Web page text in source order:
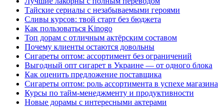
Тайские сериалы с незабываемыми героями
Сливы курсов: твой старт без бюджета
Как пользоваться Kinogo
Топ дорам с отличным актёрским составом
Почему клиенты остаются довольны
Сигареты оптом: ассортимент без ограничений
Выгодный опт сигарет в Украине — от одного блока
Как оценить предложение поставщика
Сигареты оптом: роль ассортимента в успехе магазина
Курсы по тайм-менеджменту и продуктивности
Новые дорамы с интересными актерами